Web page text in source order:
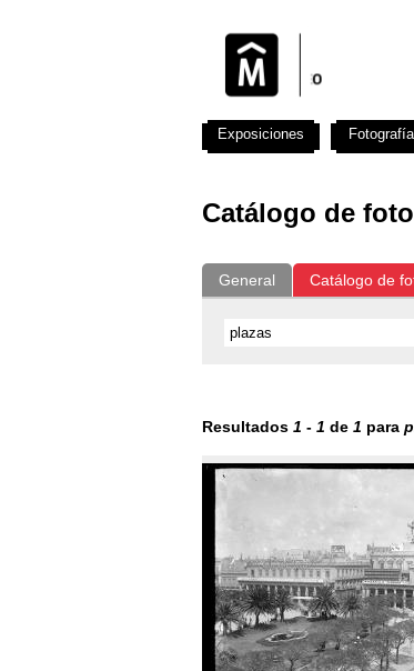
Catálogo de
General Catálogo de
Resultados 1 - 1 de 1 para
Exposiciones